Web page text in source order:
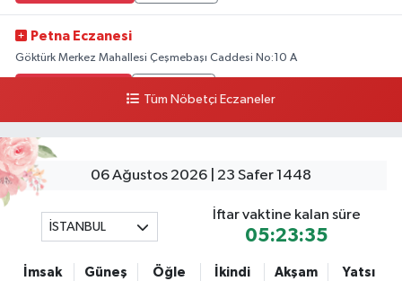
Petna Eczanesi
Göktürk Merkez Mahallesi Çeşmebaşı Caddesi No:10 A
Karlıktepe Mahallesi Soğanlık Caddesi No:34 A
0 (216) 504 24 53 Yol Tarifi Al
Bulvar Eczanesi
geçtikten sonra Harman Mobilya arkası, Tulumba mevki, ECZANELER
Tüm Nöbetçi Eczaneler
06 Ağustos 2026 | 23 Safer 1448
İSTANBUL
İftar vaktine kalan süre
05:23:35
İmsak
Güneş
Öğle
İkindi
Akşam
Yatsı